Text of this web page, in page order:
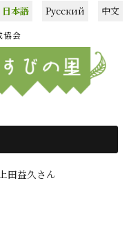
日本語 Русский 中文
協会
田益久さん